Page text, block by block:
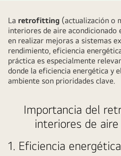
La retrofitting (actualización o
interiores de aire acondicionado
en realizar mejoras a sistemas
rendimiento, eficiencia
práctica es especialmente
donde la eficiencia energética y
ambiente son prioridades clave.
Importancia del
interiores de
1. Eficiencia